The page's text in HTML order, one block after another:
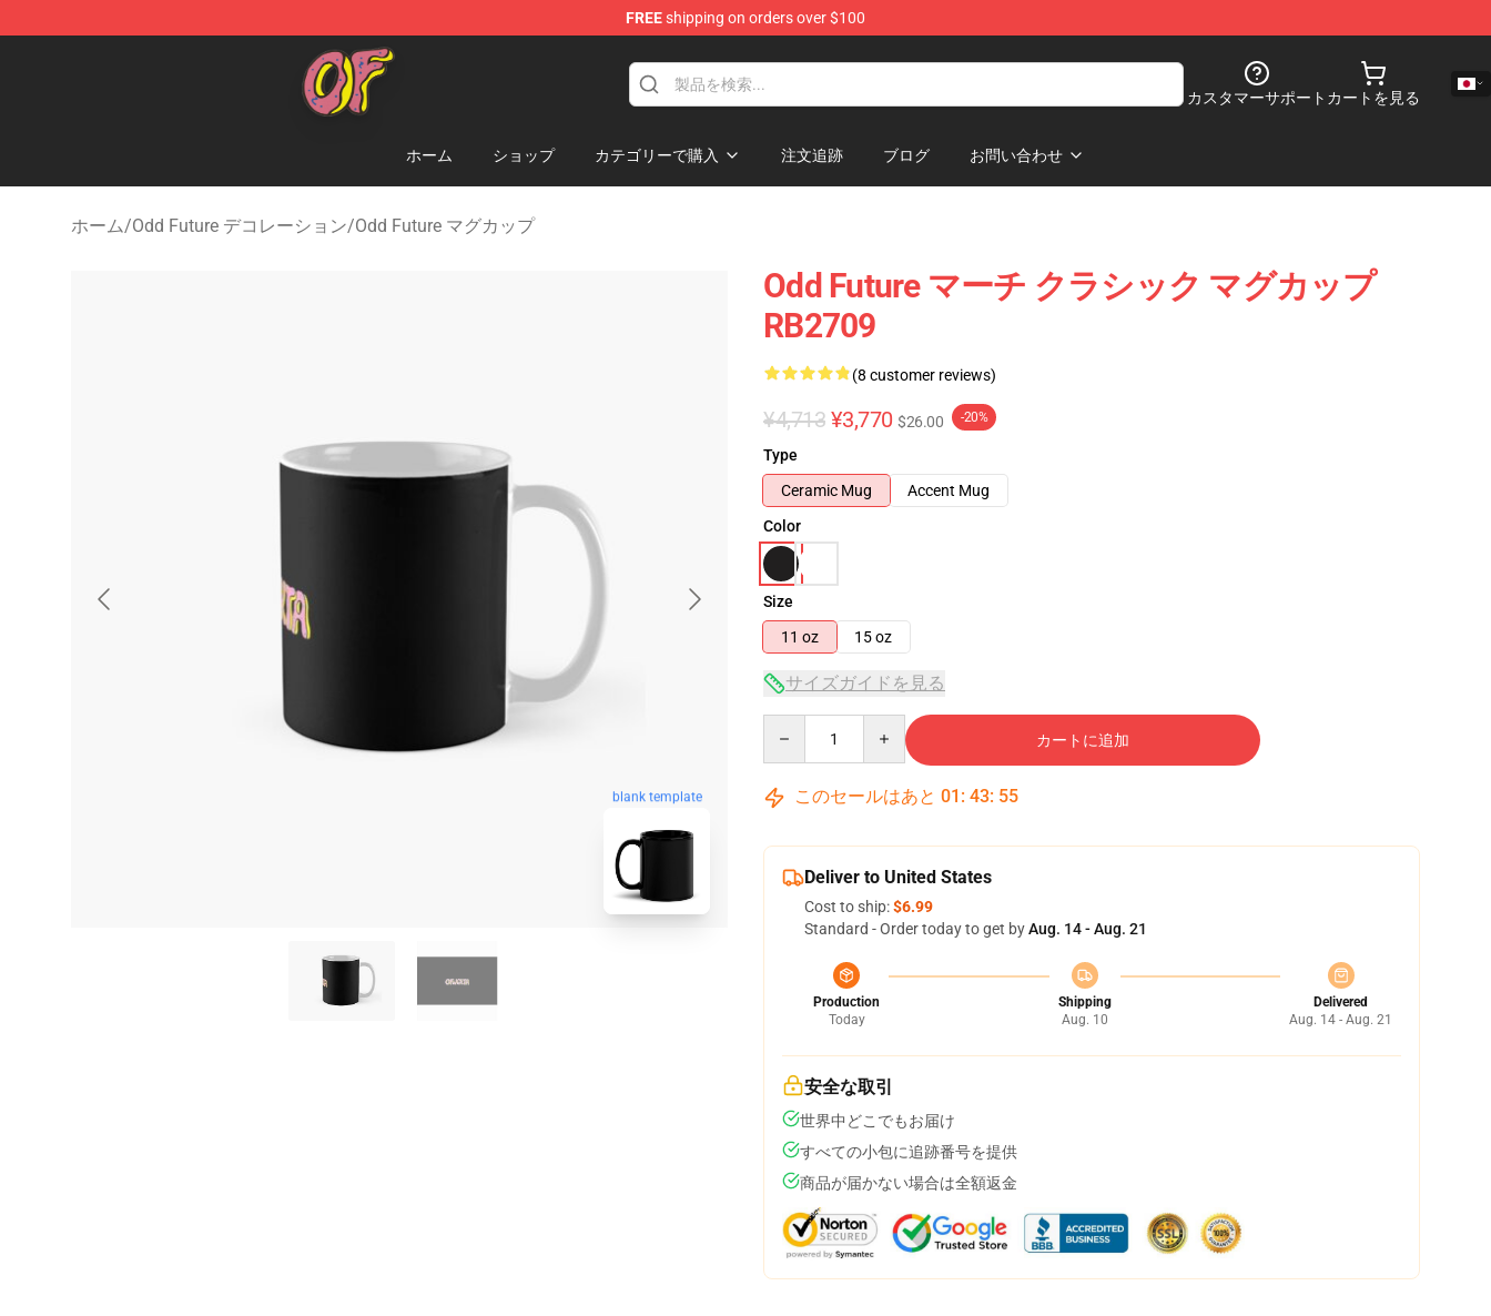
FREEshipping on orders over $100
Odd Future Shop - Official Odd Future Merchandise Store
カスタマーサポート カートを見る
ホーム ショップ カテゴリーで購入 注文追跡 ブログ お問い合わせ
ホーム/Odd Future デコレーション/Odd Future マグカップ
blank template
Odd Future マーチ クラシック マグカップ
RB2709
(8 customer reviews)
¥4,713 ¥3,770 $26.00 -20%
Type
Ceramic Mug
Accent Mug
Color
Size
11 oz
15 oz
サイズガイドを見る
カートに追加
このセールはあと 01 : 43: 54
Deliver to United States
Cost to ship:$6.99
Standard - Order today to get byAug. 14 - Aug. 21
Production
Today
Shipping
Aug. 10
Delivered
Aug. 14 - Aug. 21
安全な取引
世界中どこでもお届け
すべての小包に追跡番号を提供
商品が届かない場合は全額返金